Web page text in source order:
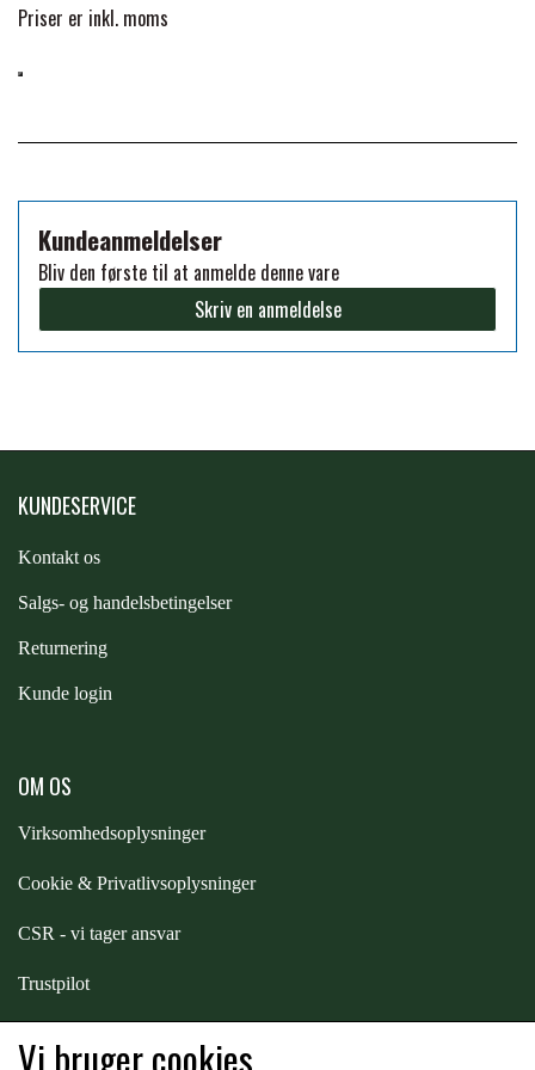
PREMIER EQUINE SADEL TILBEHØR
PREMIER EQUINE SADELUNDERLAG
PREMIER EQUINE PADS
PREMIER EQUINE KØLETERAPI
HAPPY MOUTH
HEVARI
JACKS
KÄLLQUIST EQUESTIAN
PHARMACARE
PREMIER EQUINE
RACING TACK
Priser er inkl. moms
Kundeanmeldelser
Bliv den første til at anmelde denne vare
Skriv en anmeldelse
KUNDESERVICE
Kontakt os
Salgs- og handelsbetingelser
Returnering
Kunde login
OM OS
Virksomhedsoplysninger
Cookie & Privatlivsoplysninger
CSR - vi tager ansvar
Trustpilot
Vi bruger cookies